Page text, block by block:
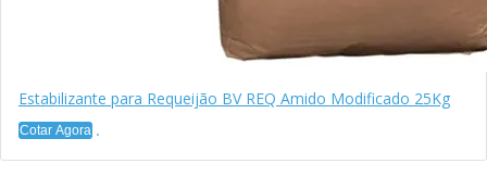
Estabilizante para Requeijão BV REQ Amido Modificado 25Kg
Cotar Agora